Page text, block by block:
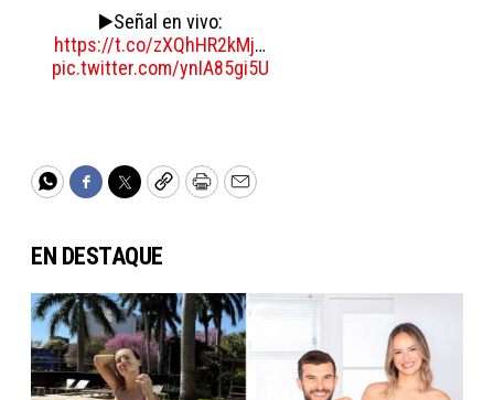
▶️Señal en vivo:
https://t.co/zXQhHR2kMj…
pic.twitter.com/ynIA85gi5U
WhatsApp
Facebook
TwitterCopyPrintEmail
EN DESTAQUE